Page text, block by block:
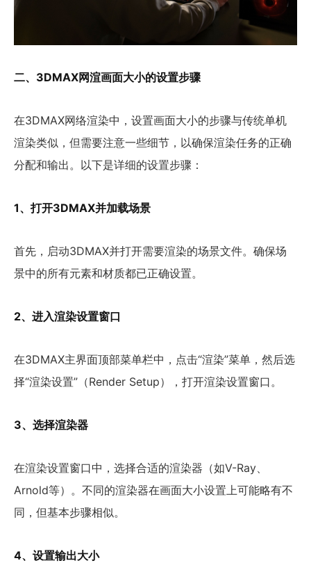
二、3DMAX网渲画面大小的设置步骤
在3DMAX网络渲染中，设置画面大小的步骤与传统单机
渲染类似，但需要注意一些细节，以确保渲染任务的正确
分配和输出。以下是详细的设置步骤：
1、打开3DMAX并加载场景
首先，启动3DMAX并打开需要渲染的场景文件。确保场
景中的所有元素和材质都已正确设置。
2、进入渲染设置窗口
在3DMAX主界面顶部菜单栏中，点击“渲染”菜单，然后选
择“渲染设置”（Render Setup），打开渲染设置窗口。
3、选择渲染器
在渲染设置窗口中，选择合适的渲染器（如V-Ray、
Arnold等）。不同的渲染器在画面大小设置上可能略有不
同，但基本步骤相似。
4、设置输出大小